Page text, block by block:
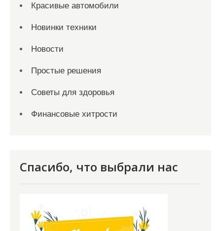
Красивые автомобили
Новинки техники
Новости
Простые решения
Советы для здоровья
Финансовые хитрости
Спасибо, что выбрали нас